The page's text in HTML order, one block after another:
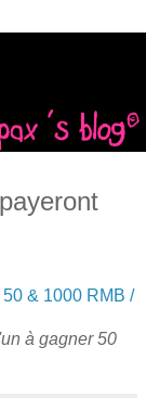
50 & 1000 RMB /
à gagner 50